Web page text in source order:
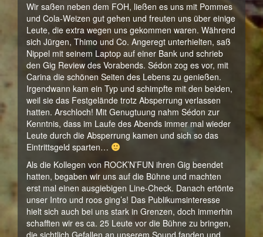
Wir saßen neben dem FOH, ließen es uns mit Pommes
und Cola-Weizen gut gehen und freuten uns über einige
Leute, die extra wegen uns gekommen waren. Während
sich Jürgen, Thimo und Co. Angeregt unterhielten, saß
Nippel mit seinem Laptop auf einer Bank und schrieb
den Gig Review des Vorabends. Sédon zog es vor, mit
Carina die schönen Seiten des Lebens zu genießen.
Irgendwann kam ein Typ und schimpfte mit den beiden,
weil sie das Festgelände trotz Absperrung verlassen
hatten. Arschloch! Mit Genugtuung nahm Sédon zur
Kenntnis, dass im Laufe des Abends immer mal wieder
Leute durch die Absperrung kamen und sich so das
Eintrittsgeld sparten…
Als die Kollegen von ROCK’N’FUN ihren Gig beendet
hatten, begaben wir uns auf die Bühne und machten
erst mal einen ausgiebigen Line-Check. Danach ertönte
unser Intro und roos ging’s! Das Publikumsinteresse
hielt sich auch bei uns stark in Grenzen, doch immerhin
schafften wir es ca. 25 Leute vor die Bühne zu bringen,
die sichtlich Gefallen an unserem Sound fanden und